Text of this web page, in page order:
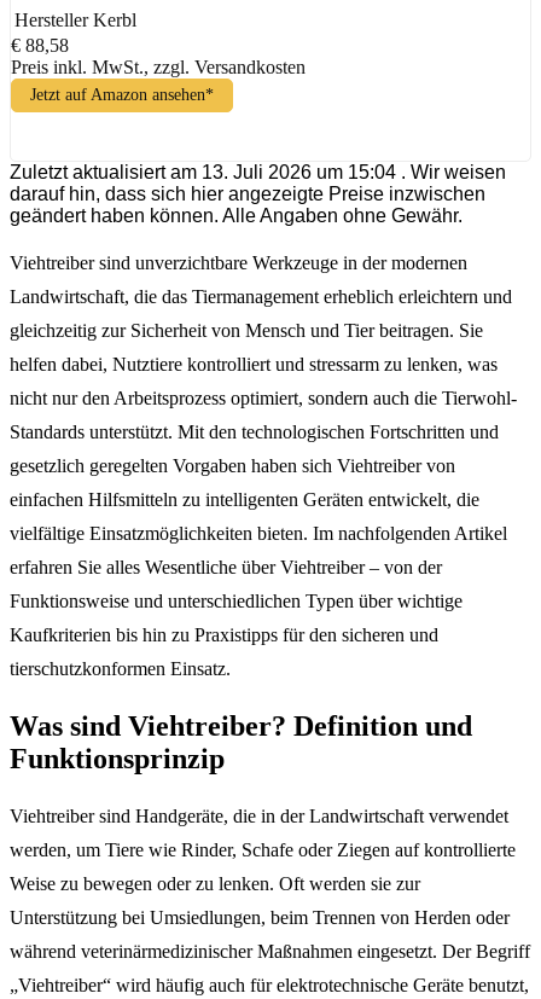
Hersteller Kerbl
€ 88,58
Preis inkl. MwSt., zzgl. Versandkosten
Jetzt auf Amazon ansehen*
Zuletzt aktualisiert am 13. Juli 2026 um 15:04 . Wir weisen
darauf hin, dass sich hier angezeigte Preise inzwischen
geändert haben können. Alle Angaben ohne Gewähr.
Viehtreiber sind unverzichtbare Werkzeuge in der modernen
Landwirtschaft, die das Tiermanagement erheblich erleichtern und
gleichzeitig zur Sicherheit von Mensch und Tier beitragen. Sie
helfen dabei, Nutztiere kontrolliert und stressarm zu lenken, was
nicht nur den Arbeitsprozess optimiert, sondern auch die Tierwohl-
Standards unterstützt. Mit den technologischen Fortschritten und
gesetzlich geregelten Vorgaben haben sich Viehtreiber von
einfachen Hilfsmitteln zu intelligenten Geräten entwickelt, die
vielfältige Einsatzmöglichkeiten bieten. Im nachfolgenden Artikel
erfahren Sie alles Wesentliche über Viehtreiber – von der
Funktionsweise und unterschiedlichen Typen über wichtige
Kaufkriterien bis hin zu Praxistipps für den sicheren und
tierschutzkonformen Einsatz.
Was sind Viehtreiber? Definition und
Funktionsprinzip
Viehtreiber sind Handgeräte, die in der Landwirtschaft verwendet
werden, um Tiere wie Rinder, Schafe oder Ziegen auf kontrollierte
Weise zu bewegen oder zu lenken. Oft werden sie zur
Unterstützung bei Umsiedlungen, beim Trennen von Herden oder
während veterinärmedizinischer Maßnahmen eingesetzt. Der Begriff
„Viehtreiber“ wird häufig auch für elektrotechnische Geräte benutzt,